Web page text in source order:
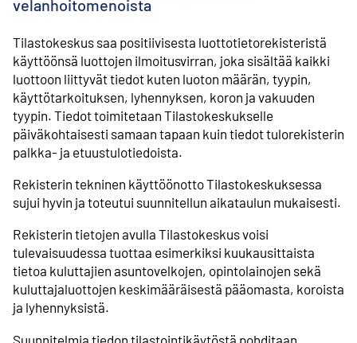
velanhoitomenoista
Tilastokeskus saa positiivisesta luottotietorekisteristä
käyttöönsä luottojen ilmoitusvirran, joka sisältää kaikki
luottoon liittyvät tiedot kuten luoton määrän, tyypin,
käyttötarkoituksen, lyhennyksen, koron ja vakuuden
tyypin. Tiedot toimitetaan Tilastokeskukselle
päiväkohtaisesti samaan tapaan kuin tiedot tulorekisterin
palkka- ja etuustulotiedoista.
Rekisterin tekninen käyttöönotto Tilastokeskuksessa
sujui hyvin ja toteutui suunnitellun aikataulun mukaisesti.
Rekisterin tietojen avulla Tilastokeskus voisi
tulevaisuudessa tuottaa esimerkiksi kuukausittaista
tietoa kuluttajien asuntovelkojen, opintolainojen sekä
kuluttajaluottojen keskimääräisestä pääomasta, koroista
ja lyhennyksistä.
Suunnitelmia tiedon tilastointikäytöstä pohditaan